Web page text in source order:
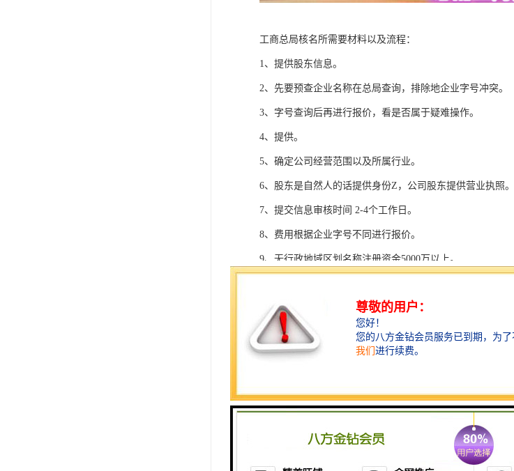
工商总局核名所需要材料以及流程：
1、提供股东信息。
2、先要预查企业名称在总局查询，排除地企业字号冲突。
3、字号查询后再进行报价，看是否属于疑难操作。
4、提供。
5、确定公司经营范围以及所属行业。
6、股东是自然人的话提供身份Z，公司股东提供营业执照。
7、提交信息审核时间 2-4个工作日。
8、费用根据企业字号不同进行报价。
9、无行政地域区划名称注册资金5000万以上。
11、实业公司也是1亿。
12、一般没有行业公司经营范围比较广，业务实力比较大。
13、目前无行业和实业比较多。